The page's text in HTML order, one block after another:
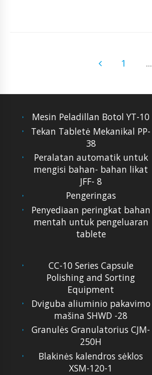
1 ...
Mesin Peladillan Botol YT-10
Tekan Tabletė Mekanikal PP-
38
Peralatan automatik untuk
mengisi bahan- bahan likat
JFF- 8
Pengeringas
Penyediaan peringkat bahan
mentah untuk pengeluaran
tablete
CC-10 Series Capsule
Polishing and Sorting
Equipment
Dviguba aliuminio pakavimo
mašina SHWD -28
Granulės Granulatorius CJM-
250H
Blakinės kalendros sėklos
XSM-120-1